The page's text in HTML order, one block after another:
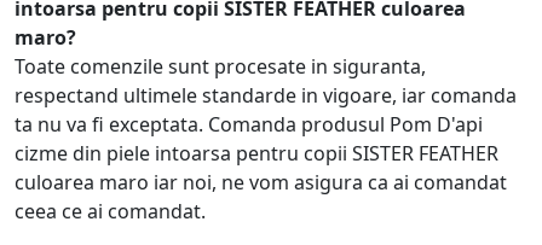
intoarsa pentru copii SISTER FEATHER culoarea
maro?
Toate comenzile sunt procesate in siguranta,
respectand ultimele standarde in vigoare, iar comanda
ta nu va fi exceptata. Comanda produsul Pom D'api
cizme din piele intoarsa pentru copii SISTER FEATHER
culoarea maro iar noi, ne vom asigura ca ai comandat
ceea ce ai comandat.